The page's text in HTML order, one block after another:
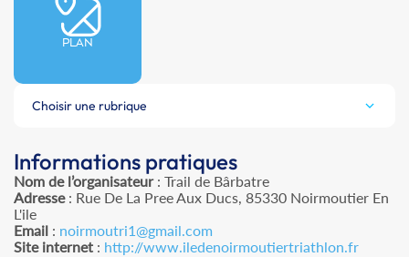
PLAN
Choisir une rubrique
Informations pratiques
Nom de l’organisateur: Trail de Bârbatre
Adresse: Rue De La Pree Aux Ducs, 85330 Noirmoutier En
L'ile
Email : noirmoutri1@gmail.com
Site internet : http://www.iledenoirmoutiertriathlon.fr